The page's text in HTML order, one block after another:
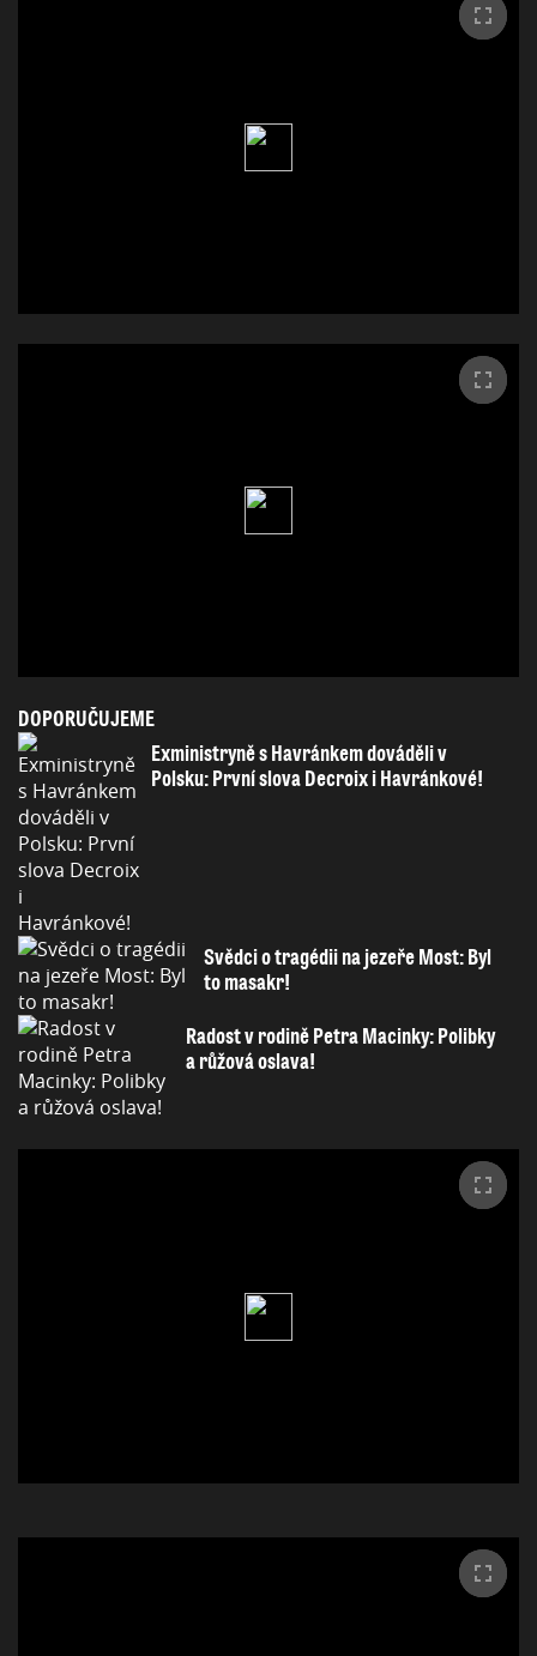
DOPORUČUJEME
Exministryně s Havránkem dováděli v
Polsku: První slova Decroix i Havránkové!
Svědci o tragédii na jezeře Most: Byl
to masakr!
Radost v rodině Petra Macinky: Polibky
a růžová oslava!